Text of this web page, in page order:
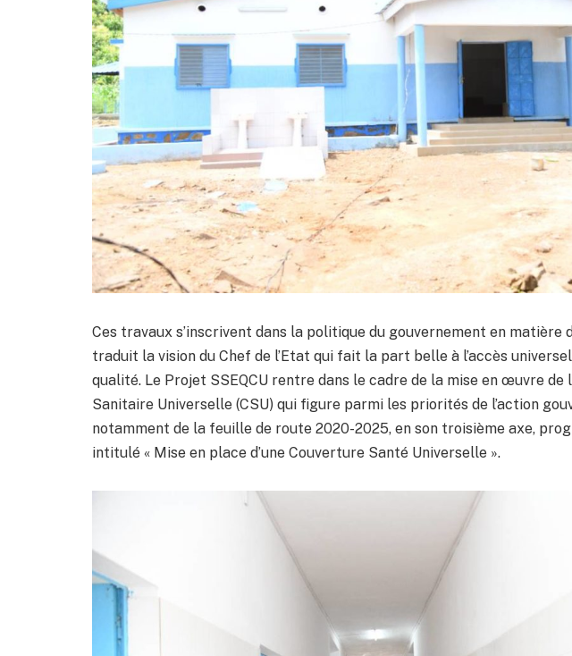
Ces travaux s’inscrivent dans la politique du gouvernement en matière
traduit la vision du Chef de l’Etat qui fait la part belle à l’accès
qualité. Le Projet SSEQCU rentre dans le cadre de la mise en œuvre de
Sanitaire Universelle (CSU) qui figure parmi les priorités de l’action
notamment de la feuille de route 2020-2025, en son troisième axe,
intitulé « Mise en place d’une Couverture Santé Universelle ».